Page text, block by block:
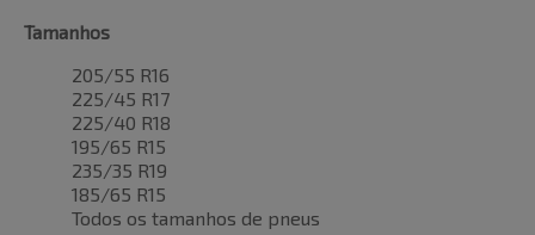
Tamanhos
205/55 R16
225/45 R17
225/40 R18
195/65 R15
235/35 R19
185/65 R15
Todos os tamanhos de pneus